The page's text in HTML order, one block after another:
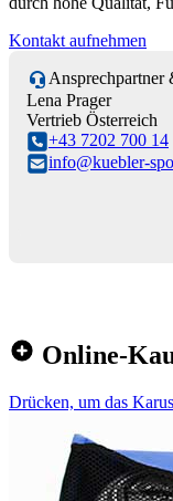
Kontakt aufnehmen
Ansprechpartner
Lena Prager
Vertrieb Österreich
+43 7202 700 14
info@kuebler-
Online-
Drücken, um das